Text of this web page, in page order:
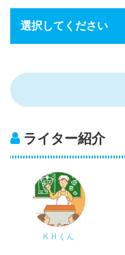
ライター紹介
ＫＨくん